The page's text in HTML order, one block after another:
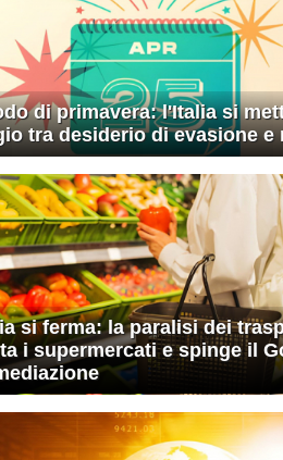
di primavera: l'Italia si
tra desiderio di evasione e
si ferma: la paralisi dei
i supermercati e spinge il